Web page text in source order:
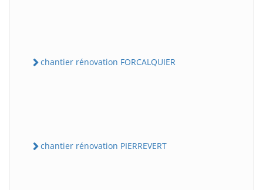
chantier rénovation FORCALQUIER
chantier rénovation PIERREVERT